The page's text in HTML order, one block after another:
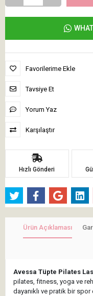
Favorilerime Ekle
Tavsiye Et
Yorum Yaz
Karşılaştır
Hızlı Gönderi
Ürün Açıklaması
Avessa Tüpte Pilates
pilates, fitness, yoga ve
dayanıklı ve pratik bir spor